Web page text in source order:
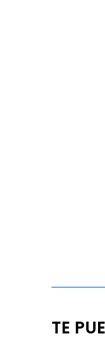
TE